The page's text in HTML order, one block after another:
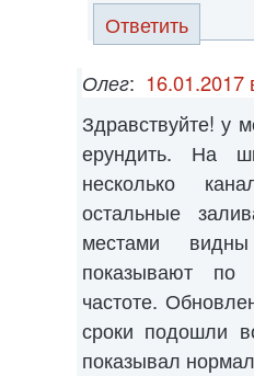
Ответить
Олег: 16.01.2017
Здравствуйте! у
ерундить. На
несколько
остальные
местами
показывают по
частоте.
сроки подошли
показывал